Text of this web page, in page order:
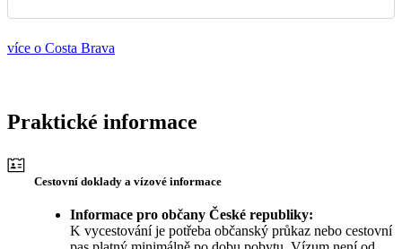
více o Costa Brava
Praktické informace
Cestovní doklady a vízové informace
Informace pro občany České republiky:
K vycestování je potřeba občanský průkaz nebo cestovní